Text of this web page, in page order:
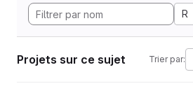
R
Projets sur ce sujet Trier par: